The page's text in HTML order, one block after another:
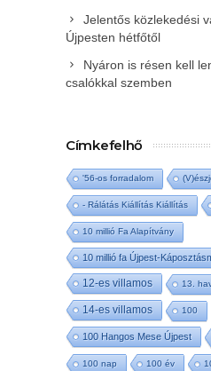
Jelentős közlekedési
Újpesten hétfőtől
Nyáron is résen kell
csalókkal szemben
Címkefelhő
'56-os forradalom
- Rálátás Kiállítás Kiállítás
10 millió Fa Alapítvány
10 millió fa Újpest-
12-es villamos 13.
14-es villamos 100
100 Hangos Mese Újpest
100 nap 100 év